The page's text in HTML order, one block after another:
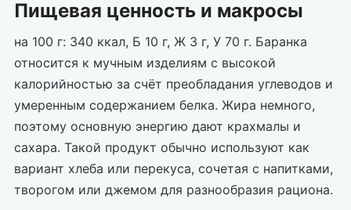
Пищевая ценность и макросы
на 100 г: 340 ккал, Б 10 г, Ж 3 г, У 70 г. Баранка
относится к мучным изделиям с высокой
калорийностью за счёт преобладания углеводов и
умеренным содержанием белка. Жира немного,
поэтому основную энергию дают крахмалы и
сахара. Такой продукт обычно используют как
вариант хлеба или перекуса, сочетая с напитками,
творогом или джемом для разнообразия рациона.